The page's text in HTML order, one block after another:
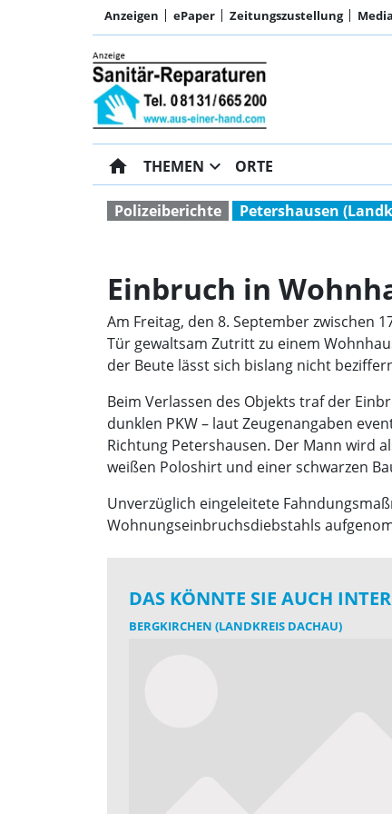
Anzeigen ePaper Zeitungszustellung
home THEMEN expand_more ORTE
Polizeiberichte Petershausen
Einbruch in
Am Freitag, den 8. September zwischen
Tür gewaltsam Zutritt zu einem
der Beute lässt sich bislang nicht
Beim Verlassen des Objekts traf der
dunklen PKW – laut Zeugenangaben
Richtung Petershausen. Der Mann wird
weißen Poloshirt und einer schwarzen
Unverzüglich eingeleitete
Wohnungseinbruchsdiebstahls
DAS KÖNNTE SIE AUCH
BERGKIRCHEN (LANDKREIS DACHAU)